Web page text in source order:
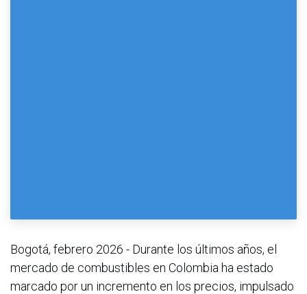
Bogotá, febrero 2026 - Durante los últimos años, el
mercado de combustibles en Colombia ha estado
marcado por un incremento en los precios, impulsado